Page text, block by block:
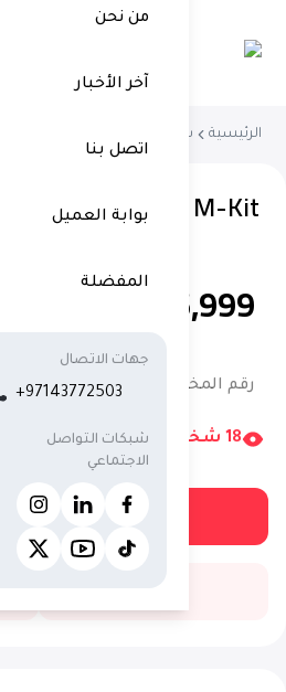
من نحن
آخر الأخبار
اتصل بنا
بوابة العميل
المفضلة
جهات الاتصال
+97143772503
شبكات التواصل
الاجتماعي
الرئيسية شراء سيارة مستعملة
BMW X2 M-Kit
146,999 (شامل ضريبة
رقم المخزون: 9495AC
18 شخص يشاهدون الآن
احجز تجربة قيادة